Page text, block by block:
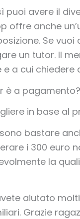
puoi avere il
offre anche
Se
un tutor. Il
e a cui chiedere
è a pagamento?
in base al
bastare
i 300 euro
la
aiutato
Grazie